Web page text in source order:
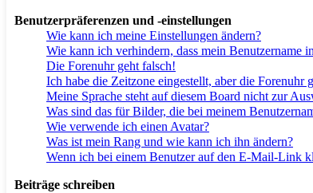
Benutzerpräferenzen und -einstellungen
Wie kann ich meine Einstellungen ändern?
Wie kann ich verhindern, dass mein Benutzername
Die Forenuhr geht falsch!
Ich habe die Zeitzone eingestellt, aber die Forenuhr
Meine Sprache steht auf diesem Board nicht zur
Was sind das für Bilder, die bei meinem
Wie verwende ich einen Avatar?
Was ist mein Rang und wie kann ich ihn ändern?
Wenn ich bei einem Benutzer auf den E-Mail-Link
Beiträge schreiben